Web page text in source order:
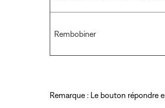
Rembobiner
Remarque : Le bouton répondre